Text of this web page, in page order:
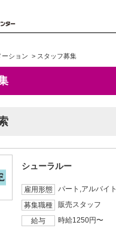
ーション > スタッフ募集
シューラルー
雇用形態
パート,アルバイト
募集職種
販売スタッフ
給与
時給1250円〜